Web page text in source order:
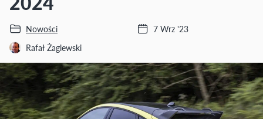
Nowości
Rafał Żaglewski
7 Wrz '23